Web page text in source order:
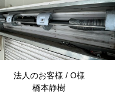
法人のお客様 / O様
橋本静樹